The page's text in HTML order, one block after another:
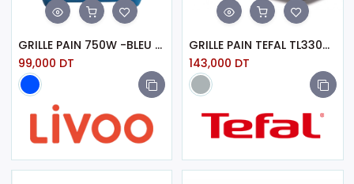
GRILLE PAIN 750W -BLEU LIVOO
99,000 DT
GRILLE PAIN TEFAL TL330D11 1400W - INOX
143,000 DT